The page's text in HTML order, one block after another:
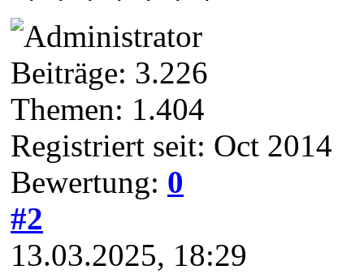
Beiträge: 3.226
Themen: 1.404
Registriert seit: Oct 2014
Bewertung: 0
#2
13.03.2025, 18:29